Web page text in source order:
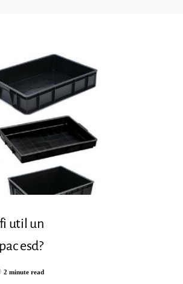
util un
esd?
2 minute read